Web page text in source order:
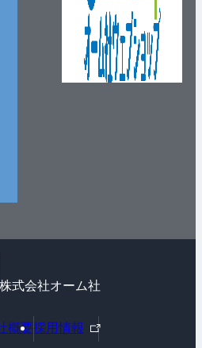
株式会社オーム社
概要採用情報
外
部